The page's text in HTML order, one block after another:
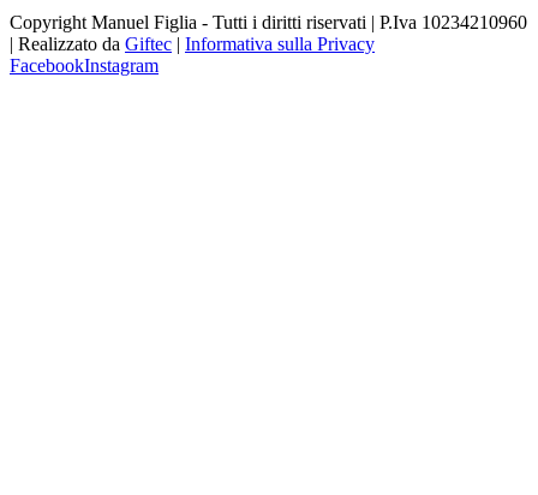
Copyright Manuel Figlia - Tutti i diritti riservati | P.Iva 10234210960
| Realizzato da Giftec | Informativa sulla Privacy
FacebookInstagram